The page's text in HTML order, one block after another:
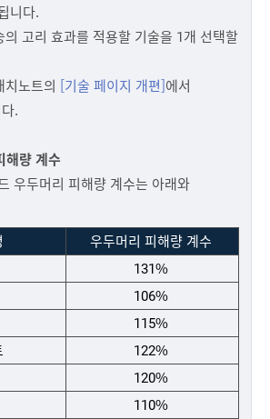
니다.
의 고리 효과를 적용할 기술을 1개 선택할
치노트의 [기술 페이지 개편]에서
.
량 계수
우두머리 피해량 계수는 아래와
우두머리 피해량 계수
131%
106%
115%
122%
120%
110%